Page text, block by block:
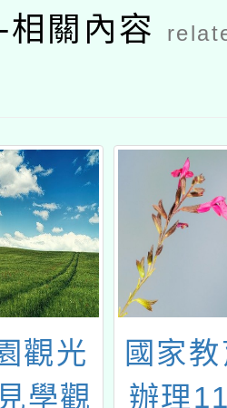
坊─南二區
臺南場公文
關內容
觀光
學觀
國家
辦理